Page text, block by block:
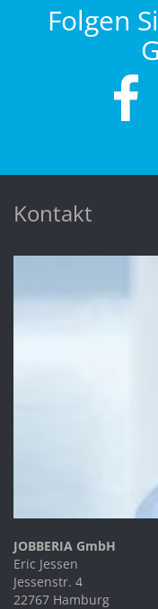
Folgen
Kontakt
JOBBERIA GmbH
Eric Jessen
Jessenstr. 4
22767 Hamburg